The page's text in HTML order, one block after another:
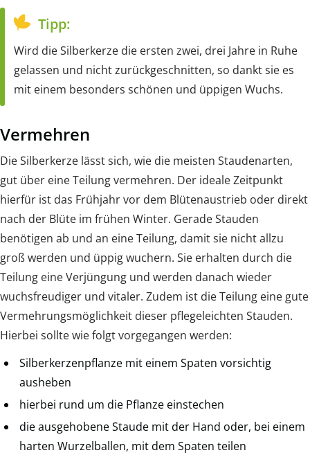
Tipp:
Wird die Silberkerze die ersten zwei, drei Jahre in Ruhe
gelassen und nicht zurückgeschnitten, so dankt sie es
mit einem besonders schönen und üppigen Wuchs.
Vermehren
Die Silberkerze lässt sich, wie die meisten Staudenarten,
gut über eine Teilung vermehren. Der ideale Zeitpunkt
hierfür ist das Frühjahr vor dem Blütenaustrieb oder direkt
nach der Blüte im frühen Winter. Gerade Stauden
benötigen ab und an eine Teilung, damit sie nicht allzu
groß werden und üppig wuchern. Sie erhalten durch die
Teilung eine Verjüngung und werden danach wieder
wuchsfreudiger und vitaler. Zudem ist die Teilung eine gute
Vermehrungsmöglichkeit dieser pflegeleichten Stauden.
Hierbei sollte wie folgt vorgegangen werden:
Silberkerzenpflanze mit einem Spaten vorsichtig
ausheben
hierbei rund um die Pflanze einstechen
die ausgehobene Staude mit der Hand oder, bei einem
harten Wurzelballen, mit dem Spaten teilen